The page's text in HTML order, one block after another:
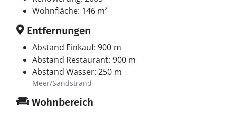
Wohnfläche: 146 m²
Entfernungen
Abstand Einkauf: 900 m
Abstand Restaurant: 900 m
Abstand Wasser: 250 m
Meer/Sandstrand
Wohnbereich